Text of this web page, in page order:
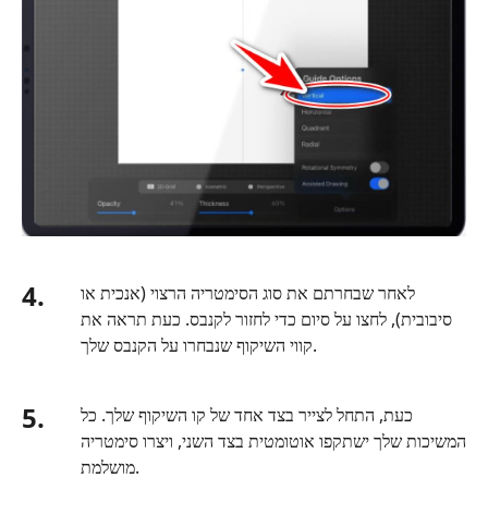
4.
לאחר שבחרתם את סוג הסימטריה הרצוי (אנכית או
סיבובית), לחצו על סיום כדי לחזור לקנבס. כעת תראה את
קווי השיקוף שנבחרו על הקנבס שלך.
5.
כעת, התחל לצייר בצד אחד של קו השיקוף שלך. כל
המשיכות שלך ישתקפו אוטומטית בצד השני, ויצרו סימטריה
מושלמת.